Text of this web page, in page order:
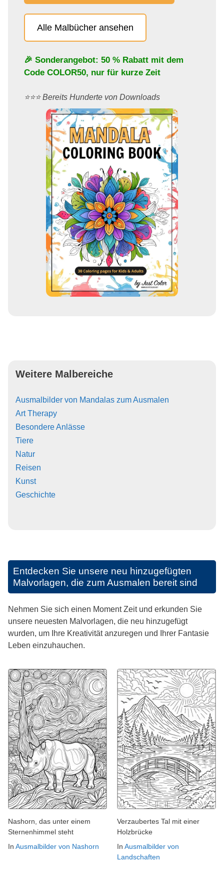
Alle Malbücher ansehen
🎉 Sonderangebot: 50 % Rabatt mit dem
Code COLOR50, nur für kurze Zeit
⭐️⭐️⭐️ Bereits Hunderte von Downloads
Weitere Malbereiche
Ausmalbilder von Mandalas zum Ausmalen
Art Therapy
Besondere Anlässe
Tiere
Natur
Reisen
Kunst
Geschichte
Entdecken Sie unsere neu hinzugefügten
Malvorlagen, die zum Ausmalen bereit sind
Nehmen Sie sich einen Moment Zeit und erkunden Sie
unsere neuesten Malvorlagen, die neu hinzugefügt
wurden, um Ihre Kreativität anzuregen und Ihrer Fantasie
Leben einzuhauchen.
Nashorn, das unter einem
Sternenhimmel steht
In Ausmalbilder von Nashorn
Verzaubertes Tal mit einer
Holzbrücke
In Ausmalbilder von
Landschaften